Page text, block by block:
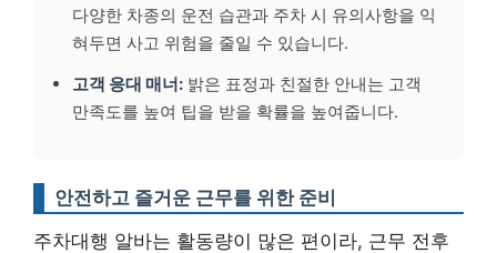
다양한 차종의 운전 습관과 주차 시 유의사항을 익
혀두면 사고 위험을 줄일 수 있습니다.
고객 응대 매너: 밝은 표정과 친절한 안내는 고객
만족도를 높여 팁을 받을 확률을 높여줍니다.
안전하고 즐거운 근무를 위한 준비
주차대행 알바는 활동량이 많은 편이라, 근무 전후